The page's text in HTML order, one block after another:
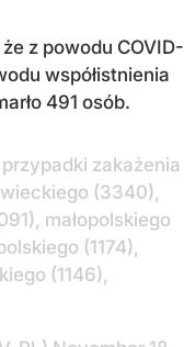
z powodu COVID-
współistnienia
491 osób.
zakażenia
(3340),
małopolskiego
(1174),
(1146),